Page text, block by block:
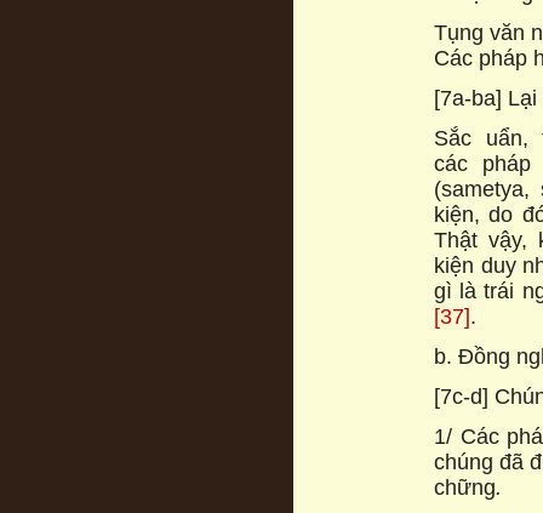
Tụng văn
Các pháp
[7a-ba]
Sắc uẩn,
các
kiện, do
Thật vậy,
kiện duy
gì là trái
[37].
b. Đồng
[7c-d]
1/ Các
chúng đã
chững.